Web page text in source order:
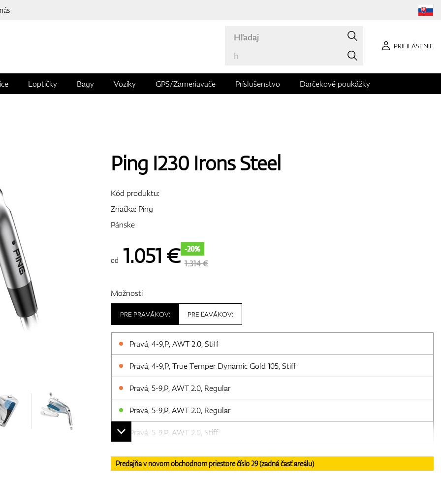
PRIHLÁSENIE
Loptičky Bagy Vozíky GPS/Zameriavače Príslušenstvo Darčekové poukážky
Ping I230 Irons Steel
Kód produktu:
Značka: Ping
Pánske
od 1.051 € -20%
1.314 €
Možnosti
PRE PRAVÁKOV:
Pravá, 4-9,P, AWT 2.0, Stiff
Pravá, 4-9,P, True Temper Dynamic Gold 105, Stiff
Pravá, 5-9,P, AWT 2.0, Regular
Pravá, 5-9,P, AWT 2.0, Regular
Pravá, 5-9,P, AWT 2.0, Stiff
PRE ĽAVÁKOV:
Predajňa v novom obchodnom priestore číslo 29 (zadná časť areálu)